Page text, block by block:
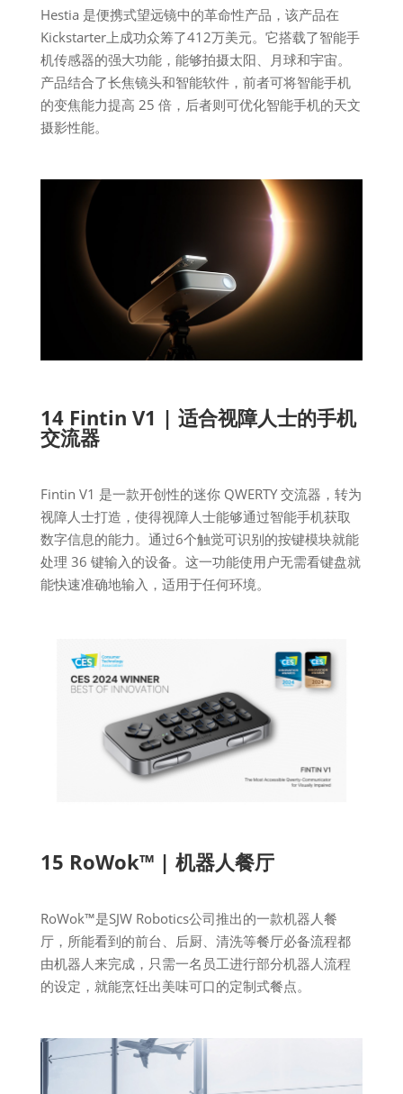
Hestia 是便携式望远镜中的革命性产品，该产品在
Kickstarter上成功众筹了412万美元。它搭载了智能手
机传感器的强大功能，能够拍摄太阳、月球和宇宙。
产品结合了长焦镜头和智能软件，前者可将智能手机
的变焦能力提高 25 倍，后者则可优化智能手机的天文
摄影性能。
14 Fintin V1 | 适合视障人士的手机
交流器
Fintin V1 是一款开创性的迷你 QWERTY 交流器，转为
视障人士打造，使得视障人士能够通过智能手机获取
数字信息的能力。通过6个触觉可识别的按键模块就能
处理 36 键输入的设备。这一功能使用户无需看键盘就
能快速准确地输入，适用于任何环境。
15 RoWok™ | 机器人餐厅
RoWok™是SJW Robotics公司推出的一款机器人餐
厅，所能看到的前台、后厨、清洗等餐厅必备流程都
由机器人来完成，只需一名员工进行部分机器人流程
的设定，就能烹饪出美味可口的定制式餐点。